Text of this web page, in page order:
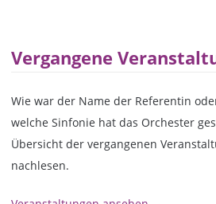
Vergangene
Wie war der Name der Referentin
welche Sinfonie hat das Orchester
Übersicht der vergangenen
nachlesen.